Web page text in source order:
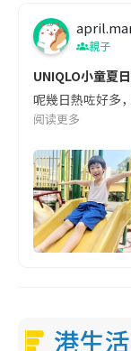
親子
UNIQLO小童夏
呢幾日熱咗好多
阅读更多
港生